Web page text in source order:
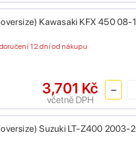
Kawasaki KFX 450 08-
12 dní od nákupu
3,701 Kč
včetně DPH
Suzuki LT-Z400 2003-